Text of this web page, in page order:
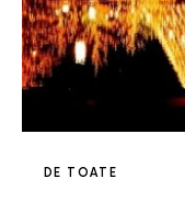
DE TOATE